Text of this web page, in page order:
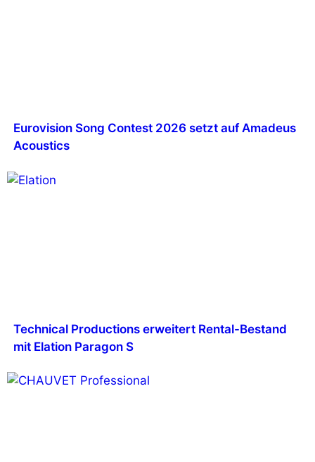
Eurovision Song Contest 2026 setzt auf Amadeus
Acoustics
Technical Productions erweitert Rental-Bestand
mit Elation Paragon S